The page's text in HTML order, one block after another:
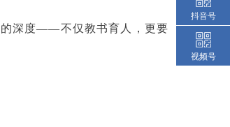
的深度——不仅教书育人，更要
抖音号
视频号